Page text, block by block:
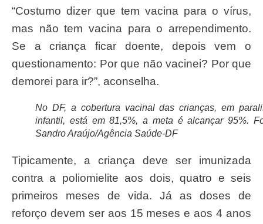
“Costumo dizer que tem vacina para o vírus,
mas não tem vacina para o arrependimento.
Se a criança ficar doente, depois vem o
questionamento: Por que não vacinei? Por que
demorei para ir?”, aconselha.
No DF, a cobertura vacinal das crianças, em
infantil, está em 81,5%, a meta é alcançar 95%.
Sandro Araújo/Agência Saúde-DF
Tipicamente, a criança deve ser imunizada
contra a poliomielite aos dois, quatro e seis
primeiros meses de vida. Já as doses de
reforço devem ser aos 15 meses e aos 4 anos